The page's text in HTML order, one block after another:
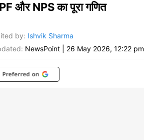
और NPS का पूरा गणित
by: Ishvik Sharma
NewsPoint 26 May 2026, 12:22 pm